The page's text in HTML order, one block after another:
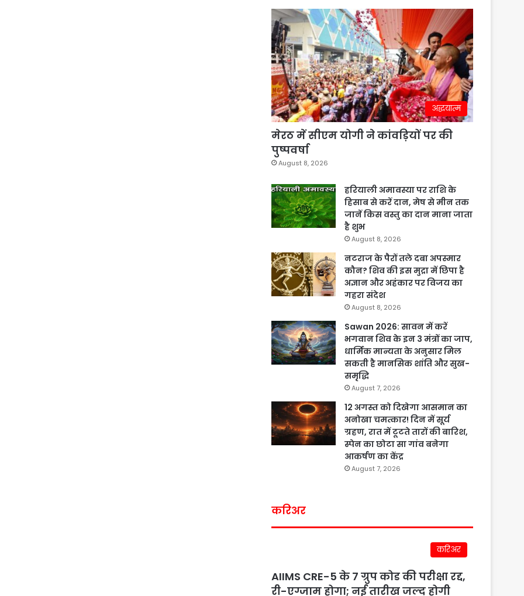
अद्धयात्म
मेरठ में सीएम योगी ने कांवड़ियों पर की
पुष्पवर्षा
August 8, 2026
हरियाली अमावस्या पर राशि के
हिसाब से करें दान, मेष से मीन तक
जानें किस वस्तु का दान माना जाता
है शुभ
August 8, 2026
नटराज के पैरों तले दबा अपस्मार
कौन? शिव की इस मुद्रा में छिपा है
अज्ञान और अहंकार पर विजय का
गहरा संदेश
August 8, 2026
Sawan 2026: सावन में करें
भगवान शिव के इन 3 मंत्रों का जाप,
धार्मिक मान्यता के अनुसार मिल
सकती है मानसिक शांति और सुख-
समृद्धि
August 7, 2026
12 अगस्त को दिखेगा आसमान का
अनोखा चमत्कार! दिन में सूर्य
ग्रहण, रात में टूटते तारों की बारिश,
स्पेन का छोटा सा गांव बनेगा
आकर्षण का केंद्र
August 7, 2026
करिअर
करिअर
AIIMS CRE-5 के 7 ग्रुप कोड की परीक्षा रद्द,
री-एग्जाम होगा; नई तारीख जल्द होगी